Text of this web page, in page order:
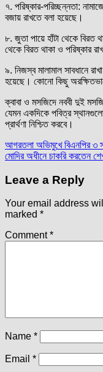
৭. পরিষ্কার-পরিচ্ছন্নতা:
বজায় রাখতে বলা হয়েছে।
৮. জুতা পায়ে হাঁটা থেকে বিরত
থেকে বিরত থাকা ও পরিষ্কার
৯. নিজস্ব মালামাল সাবধানে
হয়েছে। কোনো কিছু
ক্বাবা ও মসজিদে নববী দুই
যেমন একদিকে পবিত্র
প্রার্থণা নিশ্চিত করবে।
Post
navigation
আগরতলা অভিমুখে বিএনপির ৩
মোদির অধীনে চাকরি করতেন
Leave a Reply
Your email address
marked *
Comment*
Name *
Email *